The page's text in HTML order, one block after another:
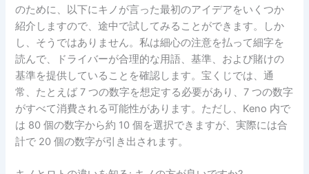
のために、以下にキノが言った最初のアイデアをいくつか
紹介しますので、途中で試してみることができます。しか
し、そうではありません。私は細心の注意を払って細字を
読んで、ドライバーが合理的な用語、基準、および賭けの
基準を提供していることを確認します。宝くじでは、通
常、たとえば 7 つの数字を想定する必要があり、7 つの数字
がすべて消費される可能性があります。ただし、Keno 内で
は 80 個の数字から約 10 個を選択できますが、実際には合
計で 20 個の数字が引き出されます。